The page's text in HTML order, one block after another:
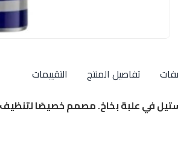
تفاصيل المنتج
التقييمات
في علبة بخاخ. مصمم خصيصًا لتنظيف